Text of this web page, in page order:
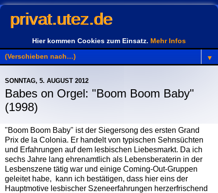
privat.utez.de
Hier kommen Cookies zum Einsatz. Mehr Infos
▼
SONNTAG, 5. AUGUST 2012
Babes on Orgel: "Boom Boom Baby"
(1998)
"Boom Boom Baby" ist der Siegersong des ersten Grand
Prix de la Colonia. Er handelt von typischen Sehnsüchten
und Erfahrungen auf dem lesbischen Liebesmarkt. Da ich
sechs Jahre lang ehrenamtlich als Lebensberaterin in der
Lesbenszene tätig war und einige Coming-Out-Gruppen
geleitet habe, kann ich bestätigen, dass hier eins der
Hauptmotive lesbischer Szeneerfahrungen herzerfrischend